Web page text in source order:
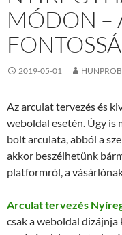
MÓDON –
2019-05-01
Az arculat tervezés és
weboldal esetén. Úgy is
bolt arculata, abból a
akkor beszélhetünk
platformról, a
Arculat tervezés
csak a weboldal dizájnja